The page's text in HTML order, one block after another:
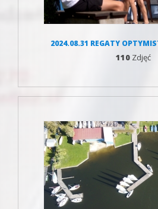
2024.08.31 REGATY
110Zdjęć